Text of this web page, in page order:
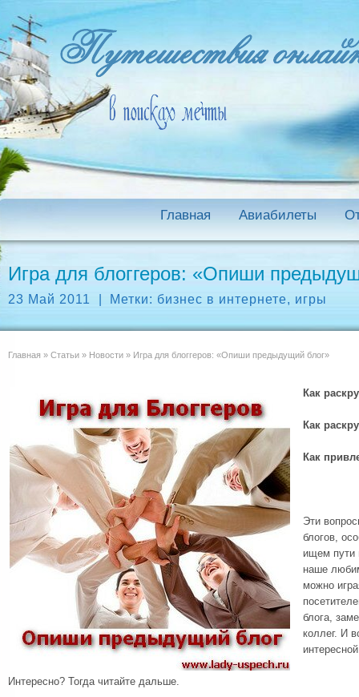
Главная Авиабилеты
Игра для блоггеров: «Опиши
23 Май 2011 Метки: бизнес в интернете, игры
Главная » Статьи » Новости » Игра для блоггеров: «Опиши предыдущий блог»
Как
Как
Как
Эти
блогов,
ищем пути
наше
можно
блога,
коллег. И
Интересно? Тогда читайте дальше.